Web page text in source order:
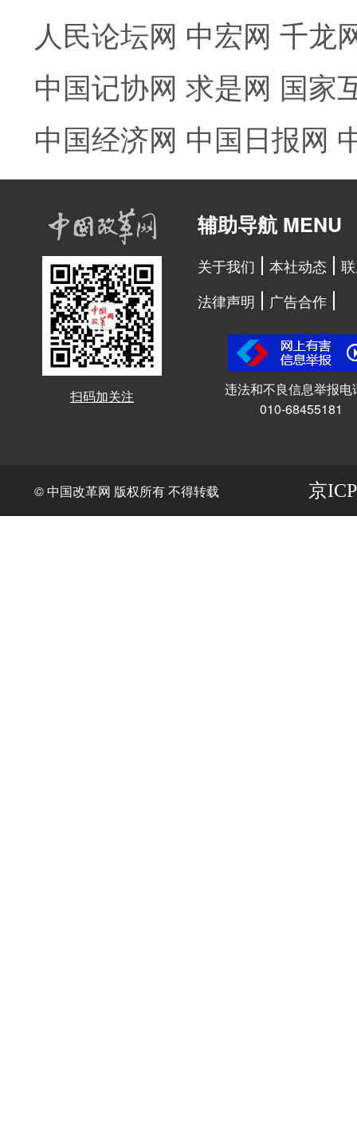
人民论坛网 中宏网 千龙
中国记协网 求是网 国家
中国经济网 中国日报网
扫码加关注
辅助导航 MENU
关于我们 本社动态
法律声明
广告合作
违法和不良信息举报电
010-68455181
© 中国改革网 版权所有 不得转载 京